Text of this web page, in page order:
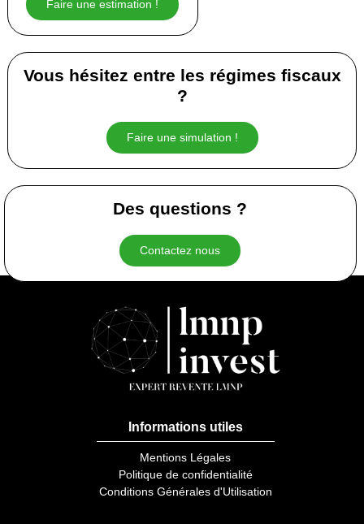
Faire une estimation !
Vous hésitez entre les régimes fiscaux
?
Faire une simulation !
Des questions ?
Contactez nous
Informations utiles
Mentions Légales
Politique de confidentialité
Conditions Générales d'Utilisation